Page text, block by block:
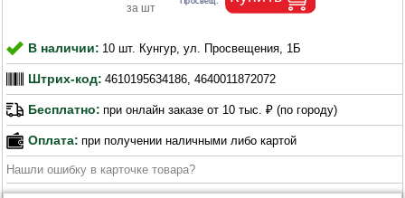
В наличии: 10 шт. Кунгур, ул. Просвещения, 1Б
Штрих-код: 4610195634186, 4640011872072
Бесплатно: при онлайн заказе от 10 тыс. ₽ (по городу)
Оплата: при получении наличными либо картой
Нашли ошибку в карточке товара?